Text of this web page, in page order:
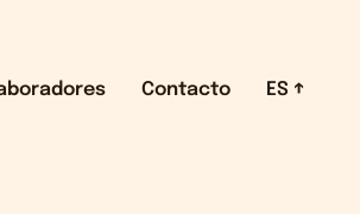
Contacto ES